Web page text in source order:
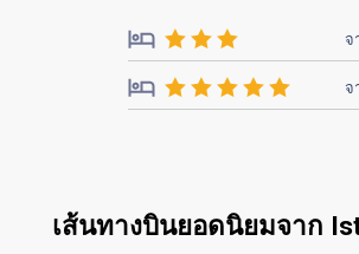
จ
จ
เส้นทางบินยอดนิยมจาก